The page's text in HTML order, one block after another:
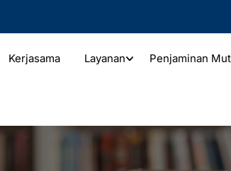
Kerjasama Layanan Penjaminan